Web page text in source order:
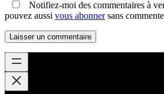
Notifiez-moi des commentaires à
pouvez aussi vous abonnersans